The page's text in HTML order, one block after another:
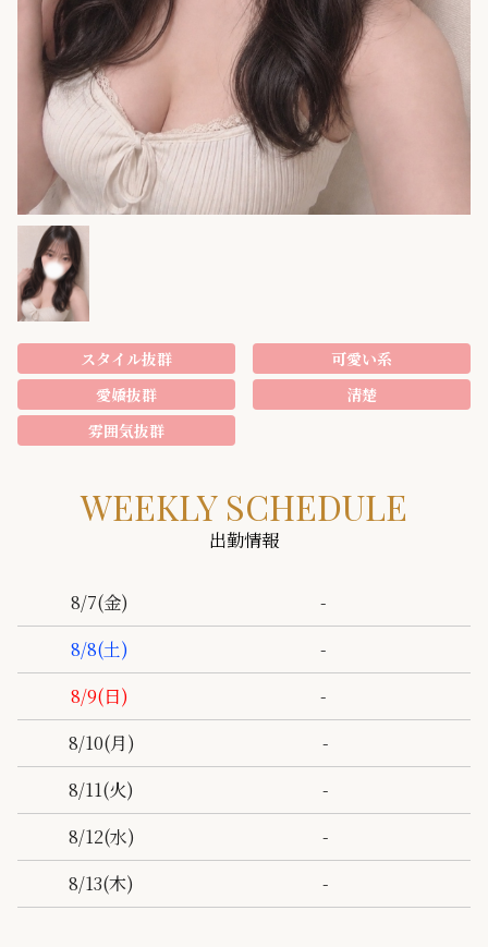
スタイル抜群
可愛い系
愛嬌抜群
清楚
雰囲気抜群
WEEKLY SCHEDULE
出勤情報
8/7(金)
-
8/8(土)
-
8/9(日)
-
8/10(月)
-
8/11(火)
-
8/12(水)
-
8/13(木) -